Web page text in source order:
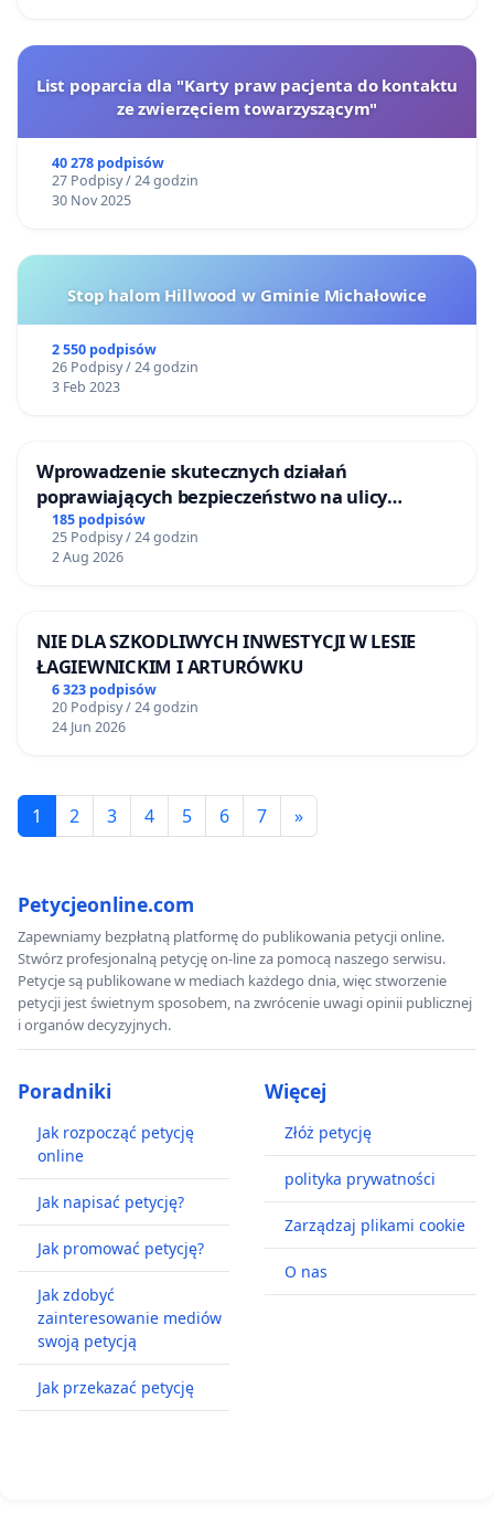
List poparcia dla "Karty praw pacjenta do kontaktu
ze zwierzęciem towarzyszącym"
40 278 podpisów
27 Podpisy / 24 godzin
30 Nov 2025
Stop halom Hillwood w Gminie Michałowice
2 550 podpisów
26 Podpisy / 24 godzin
3 Feb 2023
Wprowadzenie skutecznych działań
poprawiających bezpieczeństwo na ulicy
Żeromskiego w Otwocku
185 podpisów
25 Podpisy / 24 godzin
2 Aug 2026
NIE DLA SZKODLIWYCH INWESTYCJI W LESIE
ŁAGIEWNICKIM I ARTURÓWKU
6 323 podpisów
20 Podpisy / 24 godzin
24 Jun 2026
1 2 3 4 5 6 7 »
Petycjeonline.com
Zapewniamy bezpłatną platformę do publikowania petycji online.
Stwórz profesjonalną petycję on-line za pomocą naszego serwisu.
Petycje są publikowane w mediach każdego dnia, więc stworzenie
petycji jest świetnym sposobem, na zwrócenie uwagi opinii publicznej
i organów decyzyjnych.
Poradniki
Jak rozpocząć petycję
online
Jak napisać petycję?
Jak promować petycję?
Jak zdobyć
zainteresowanie mediów
swoją petycją
Jak przekazać petycję
Więcej
Złóż petycję
polityka prywatności
Zarządzaj plikami cookie
O nas